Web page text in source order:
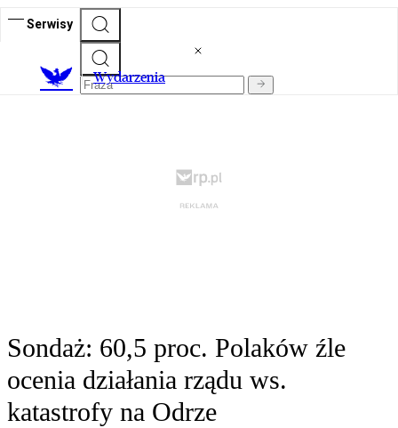
Serwisy
Wydarzenia
Sondaż: 60,5 proc. Polaków źle
ocenia działania rządu ws.
katastrofy na Odrze